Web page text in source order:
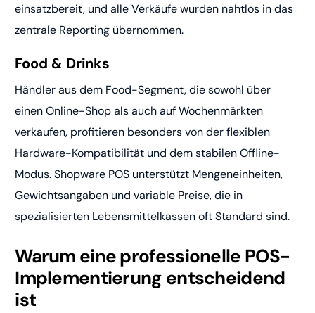
einsatzbereit, und alle Verkäufe wurden nahtlos in das
zentrale Reporting übernommen.
Food & Drinks
Händler aus dem Food-Segment, die sowohl über
einen Online-Shop als auch auf Wochenmärkten
verkaufen, profitieren besonders von der flexiblen
Hardware-Kompatibilität und dem stabilen Offline-
Modus. Shopware POS unterstützt Mengeneinheiten,
Gewichtsangaben und variable Preise, die in
spezialisierten Lebensmittelkassen oft Standard sind.
Warum eine professionelle POS-
Implementierung entscheidend
ist